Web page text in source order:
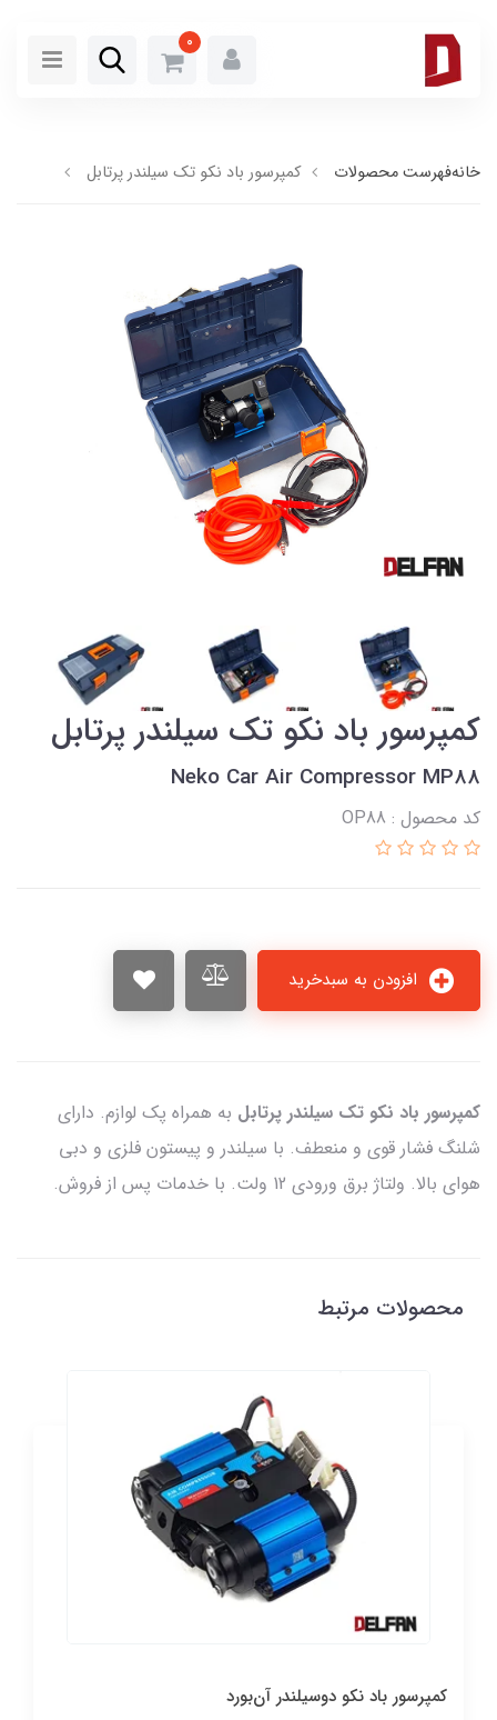
0
خانهفهرست محصولات کمپرسور باد نکو تک سیلندر پرتابل
کمپرسور باد نکو تک سیلندر پرتابل
Neko Car Air Compressor MP88
کد محصول : OP88
کمپرسور باد نکو تک سیلندر پرتابل به همراه پک لوازم. دارای
شلنگ فشار قوی و منعطف. با سیلندر و پیستون فلزی و دبی
هوای بالا. ولتاژ برق ورودی 12 ولت. با خدمات پس از فروش.
محصولات مرتبط
کمپرسور باد نکو دوسیلندر آن‌بورد